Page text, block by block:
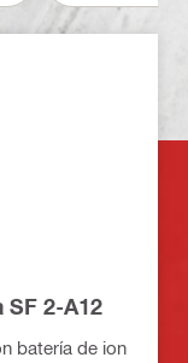
2-A12
batería de ion